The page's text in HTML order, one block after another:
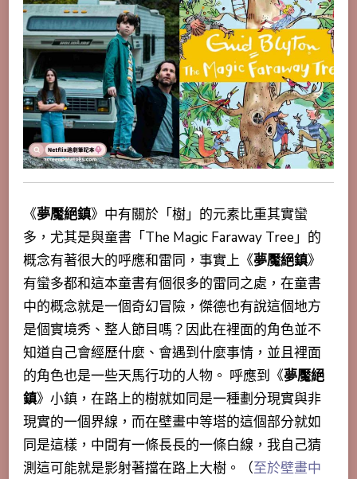
《夢魘絕鎮》中有關於「樹」的元素比重其實蠻
多，尤其是與童書 「The Magic Faraway Tree」的
概念有著很大的呼應和雷同，事實上《夢魘絕鎮》
有蠻多都和這本童書有個很多的雷同之處，在童書
中的概念就是一個奇幻冒險，傑德也有說這個地方
是個實境秀、整人節目嗎？因此在裡面的角色並不
知道自己會經歷什麼、會遇到什麼事情，並且裡面
的角色也是一些天馬行功的人物 。 呼應到《夢魘絕
鎮》小鎮，在路上的樹就如同是一種劃分現實與非
現實的一個界線，而在壁畫中等塔的這個部分就如
同是這樣，中間有一條長長的一條白線，我自己猜
測這可能就是影射著擋在路上大樹。（至於壁畫中